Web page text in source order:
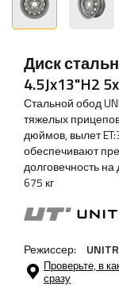
Диск
4.5Jx13"H2
Стальной обод
тяжелых
дюймов, вылет
обеспечивают
долговечность
675 кг
Режиссер:
Проверьте, в
сразу